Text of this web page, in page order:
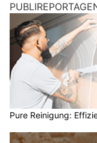
Pure Reinigung: